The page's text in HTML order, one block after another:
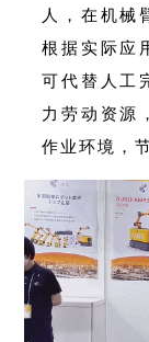
人，在机械
根据实际应
可代替人工
力劳动资源
作业环境，